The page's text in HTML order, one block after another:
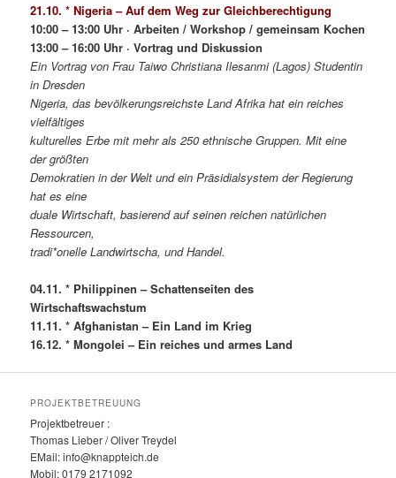
21.10. * Nigeria – Auf dem Weg zur Gleichberechtigung
10:00 – 13:00 Uhr · Arbeiten / Workshop / gemeinsam Kochen
13:00 – 16:00 Uhr · Vortrag und Diskussion
Ein Vortrag von Frau Taiwo Christiana Ilesanmi (Lagos) Studentin
in Dresden
Nigeria, das bevölkerungsreichste Land Afrika hat ein reiches
vielfältiges
kulturelles Erbe mit mehr als 250 ethnische Gruppen. Mit eine
der größten
Demokratien in der Welt und ein Präsidialsystem der Regierung
hat es eine
duale Wirtschaft, basierend auf seinen reichen natürlichen
Ressourcen,
tradi*onelle Landwirtscha, und Handel.
04.11. * Philippinen – Schattenseiten des
Wirtschaftswachstum
11.11. * Afghanistan – Ein Land im Krieg
16.12. * Mongolei – Ein reiches und armes Land
PROJEKTBETREUUNG
Projektbetreuer :
Thomas Lieber / Oliver Treydel
EMail: info@knappteich.de
Mobil: 0179 2171092